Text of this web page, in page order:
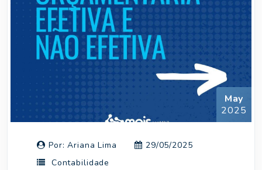
May
2025
Por: Ariana Lima
29/05/2025
Contabilidade